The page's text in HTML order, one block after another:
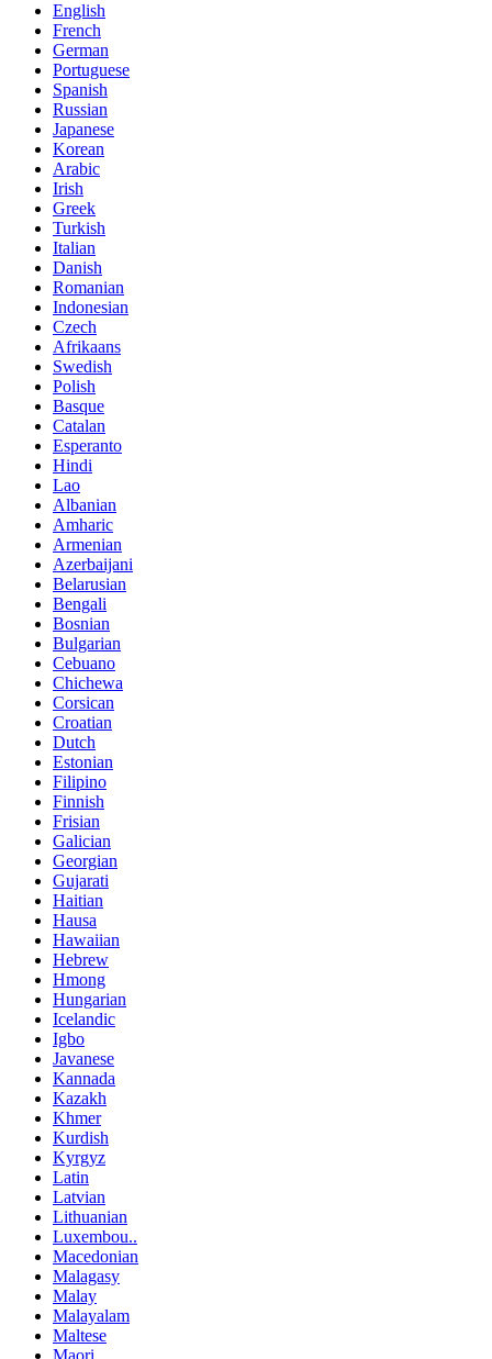
English
French
German
Portuguese
Spanish
Russian
Japanese
Korean
Arabic
Irish
Greek
Turkish
Italian
Danish
Romanian
Indonesian
Czech
Afrikaans
Swedish
Polish
Basque
Catalan
Esperanto
Hindi
Lao
Albanian
Amharic
Armenian
Azerbaijani
Belarusian
Bengali
Bosnian
Bulgarian
Cebuano
Chichewa
Corsican
Croatian
Dutch
Estonian
Filipino
Finnish
Frisian
Galician
Georgian
Gujarati
Haitian
Hausa
Hawaiian
Hebrew
Hmong
Hungarian
Icelandic
Igbo
Javanese
Kannada
Kazakh
Khmer
Kurdish
Kyrgyz
Latin
Latvian
Lithuanian
Luxembou..
Macedonian
Malagasy
Malay
Malayalam
Maltese
Maori